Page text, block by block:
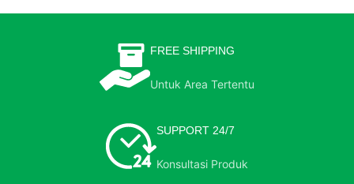
FREE SHIPPING
Untuk Area Tertentu
SUPPORT 24/7
Konsultasi Produk